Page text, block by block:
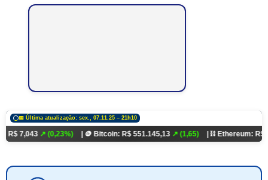
📅 Última atualização: sex., 07.11.25 – 21h10
↗ (0,23%) | 🪙 Bitcoin: R$ 551.145,13↗ (1,65) | ⛓️ Ethereum: R$ 18.321,93